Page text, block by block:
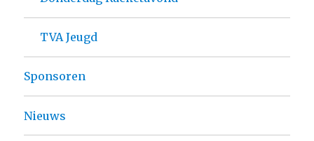
TVA Jeugd
Sponsoren
Nieuws